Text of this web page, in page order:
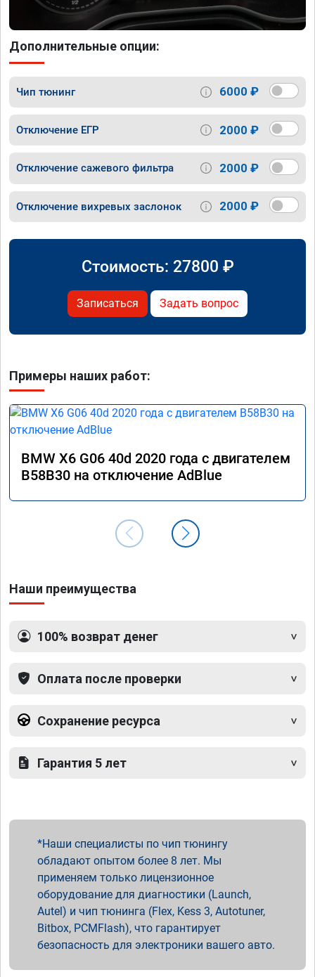
Дополнительные опции:
Чип тюнинг 6000 ₽
Отключение ЕГР 2000 ₽
Отключение сажевого фильтра 2000 ₽
Отключение вихревых заслонок 2000 ₽
Стоимость: 27800 ₽
Записаться Задать вопрос
Примеры наших работ:
BMW X6 G06 40d 2020 года с двигателем
B58B30 на отключение AdBlue
Наши преимущества
100% возврат денег
Оплата после проверки
Сохранение ресурса
Гарантия 5 лет
Наши специалисты по чип тюнингу
обладают опытом более 8 лет. Мы
применяем только лицензионное
оборудование для диагностики (Launch,
Autel) и чип тюнинга (Flex, Kess 3, Autotuner,
Bitbox, PCMFlash), что гарантирует
безопасность для электроники вашего авто.